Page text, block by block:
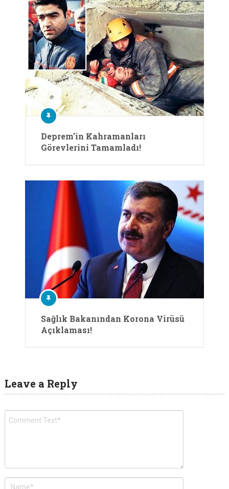
Deprem’in Kahramanları
Görevlerini Tamamladı!
Sağlık Bakanından Korona Virüsü
Açıklaması!
Leave a Reply